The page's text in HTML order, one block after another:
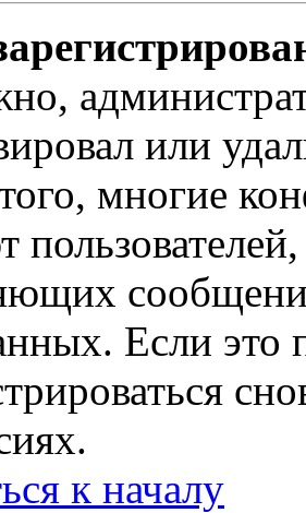
или
многие
Если это
к началу